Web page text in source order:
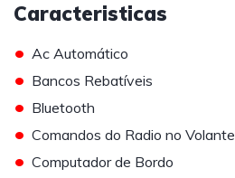
Caracteristicas
• Ac Automático
• Bancos Rebatíveis
• Bluetooth
• Comandos do Radio no Volante
• Computador de Bordo